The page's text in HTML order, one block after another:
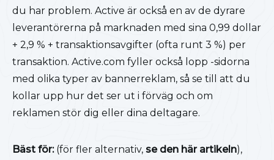
du har problem. Active är också en av de dyrare
leverantörerna på marknaden med sina 0,99 dollar
+ 2,9 % + transaktionsavgifter (ofta runt 3 %) per
transaktion. Active.com fyller också lopp -sidorna
med olika typer av bannerreklam, så se till att du
kollar upp hur det ser ut i förväg och om
reklamen stör dig eller dina deltagare.
Bäst för: (för fler alternativ, se den här artikeln),